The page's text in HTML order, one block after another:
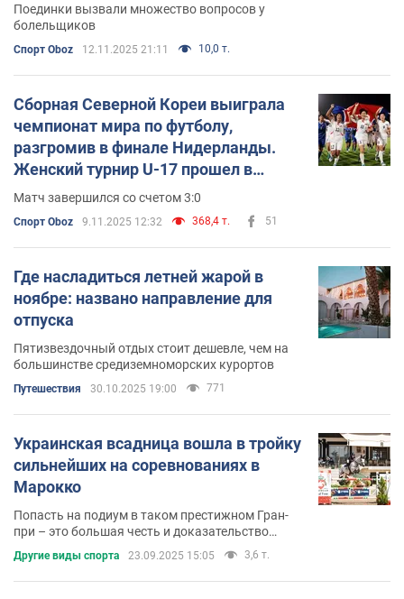
Поединки вызвали множество вопросов у
болельщиков
Спорт Oboz 12.11.2025 21:11 10,0 т.
Сборная Северной Кореи выиграла
чемпионат мира по футболу,
разгромив в финале Нидерланды.
Женский турнир U-17 прошел в
Марокко
Матч завершился со счетом 3:0
Спорт Oboz 9.11.2025 12:32 368,4 т. 51
Где насладиться летней жарой в
ноябре: названо направление для
отпуска
Пятизвездочный отдых стоит дешевле, чем на
большинстве средиземноморских курортов
Путешествия 30.10.2025 19:00 771
Украинская всадница вошла в тройку
сильнейших на соревнованиях в
Марокко
Попасть на подиум в таком престижном Гран-
при – это большая честь и доказательство
Другие виды спорта 23.09.2025 15:05 3,6 т.